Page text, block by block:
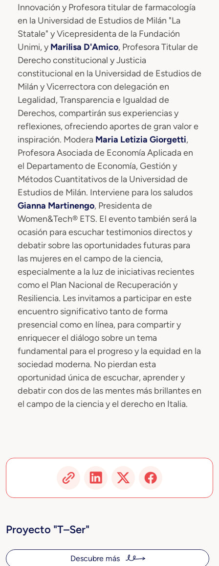
Innovación y Profesora titular de farmacología
en la Universidad de Estudios de Milán "La
Statale" y Vicepresidenta de la Fundación
Unimi, y Marilisa D'Amico, Profesora Titular de
Derecho constitucional y Justicia
constitucional en la Universidad de Estudios de
Milán y Vicerrectora con delegación en
Legalidad, Transparencia e Igualdad de
Derechos, compartirán sus experiencias y
reflexiones, ofreciendo aportes de gran valor e
inspiración. Modera Maria Letizia Giorgetti,
Profesora Asociada de Economía Aplicada en
el Departamento de Economía, Gestión y
Métodos Cuantitativos de la Universidad de
Estudios de Milán. Interviene para los saludos
Gianna Martinengo, Presidenta de
Women&Tech® ETS. El evento también será la
ocasión para escuchar testimonios directos y
debatir sobre las oportunidades futuras para
las mujeres en el campo de la ciencia,
especialmente a la luz de iniciativas recientes
como el Plan Nacional de Recuperación y
Resiliencia. Les invitamos a participar en este
encuentro significativo tanto de forma
presencial como en línea, para compartir y
enriquecer el diálogo sobre un tema
fundamental para el progreso y la equidad en la
sociedad moderna. No pierdan esta
oportunidad única de escuchar, aprender y
debatir con dos de las mentes más brillantes en
el campo de la ciencia y el derecho en Italia.
Proyecto "T–Ser"
Descubre más